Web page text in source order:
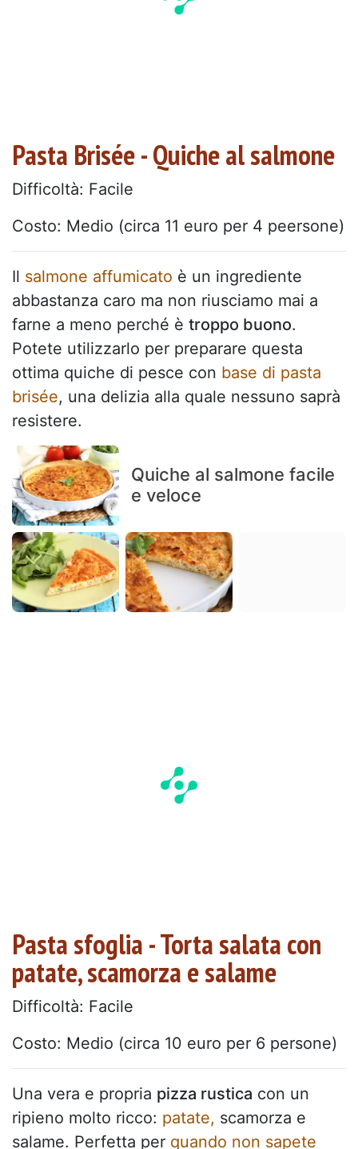
Pasta Brisée - Quiche al salmone
Difficoltà: Facile
Costo: Medio (circa 11 euro per 4 peersone)
Il salmone affumicato è un ingrediente
abbastanza caro ma non riusciamo mai a
farne a meno perché è troppo buono.
Potete utilizzarlo per preparare questa
ottima quiche di pesce con base di pasta
brisée, una delizia alla quale nessuno saprà
resistere.
Quiche al salmone facile
e veloce
Pasta sfoglia - Torta salata con
patate, scamorza e salame
Difficoltà: Facile
Costo: Medio (circa 10 euro per 6 persone)
Una vera e propria pizza rustica con un
ripieno molto ricco: patate, scamorza e
salame. Perfetta per quando non sapete